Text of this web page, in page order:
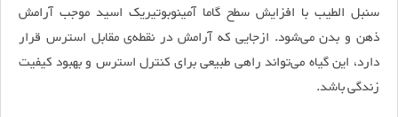
سنبل الطیب با افزایش سطح گاما آمینوبوتیریک اسید موجب آرامش
ذهن و بدن‌ می‌شود. ازجایی که آرامش در نقطه‌ی مقابل استرس قرار
دارد، این گیاه می‌تواند راهی طبیعی برای کنترل استرس و بهبود کیفیت
زندگی باشد.